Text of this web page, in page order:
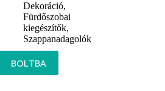
Dekoráció,
Fürdőszobai
kiegészítők,
Szappanadagolók
BOLTBA